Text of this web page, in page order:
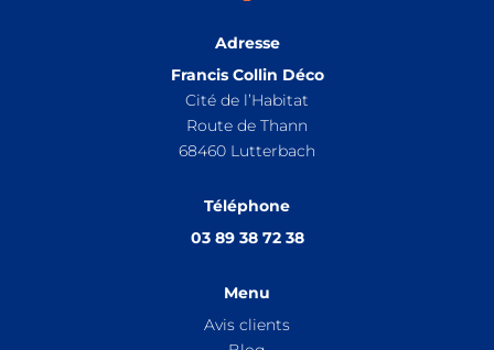
Adresse
Francis Collin Déco
Cité de l’Habitat
Route de Thann
68460 Lutterbach
Téléphone
03 89 38 72 38
Menu
Avis clients